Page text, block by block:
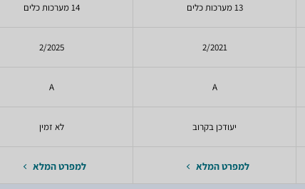
13 מערכות כלים
2/2021
A
יעודכן בקרוב
למפרט המלא
14 מערכות כלים
2/2025
A
לא זמין
למפרט המלא